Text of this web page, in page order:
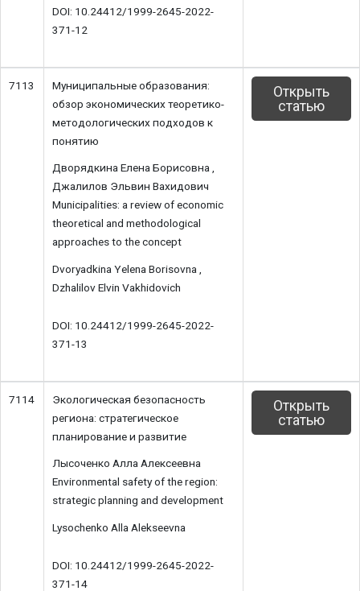
DOI: 10.24412/1999-2645-2022-
371-12
7113
Муниципальные образования:
обзор экономических теоретико-
методологических подходов к
понятию
Дворядкина Елена Борисовна ,
Джалилов Эльвин Вахидович
Municipalities: a review of economic
theoretical and methodological
approaches to the concept
Dvoryadkina Yelena Borisovna ,
Dzhalilov Elvin Vakhidovich
DOI: 10.24412/1999-2645-2022-
371-13
Открыть
статью
7114
Экологическая безопасность
региона: стратегическое
планирование и развитие
Лысоченко Алла Алексеевна
Environmental safety of the region:
strategic planning and development
Lysochenko Alla Alekseevna
DOI: 10.24412/1999-2645-2022-
371-14
Открыть
статью